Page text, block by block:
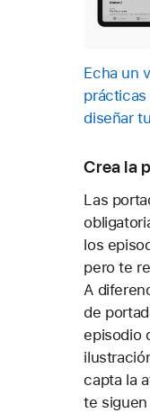
Echa un
prácticas
diseñar
Crea la
Las
los
pero te
A
de
episodio
capta la
te